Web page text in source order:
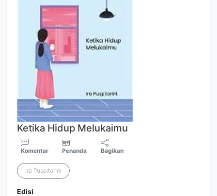
Ketika Hidup Melukaimu
Komentar Penanda Bagikan
Ira Puspitorini
Edisi